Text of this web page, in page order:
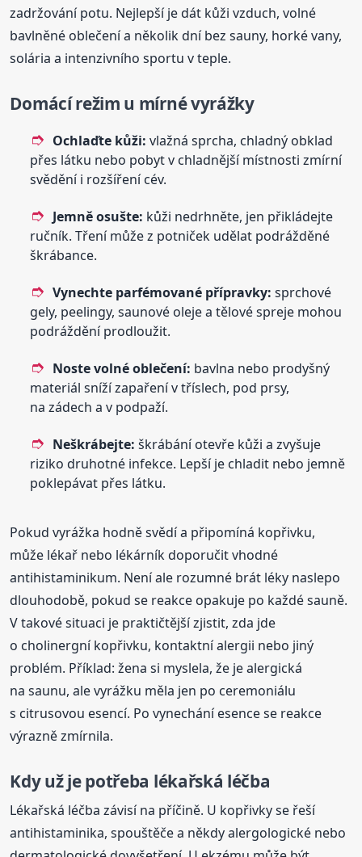
zadržování potu. Nejlepší je dát kůži vzduch, volné
bavlněné oblečení a několik dní bez sauny, horké vany,
solária a intenzivního sportu v teple.
Domácí režim u mírné vyrážky
Ochlaďte kůži: vlažná sprcha, chladný obklad
přes látku nebo pobyt v chladnější místnosti zmírní
svědění i rozšíření cév.
Jemně osušte: kůži nedrhněte, jen přikládejte
ručník. Tření může z potniček udělat podrážděné
škrábance.
Vynechte parfémované přípravky: sprchové
gely, peelingy, saunové oleje a tělové spreje mohou
podráždění prodloužit.
Noste volné oblečení: bavlna nebo prodyšný
materiál sníží zapaření v tříslech, pod prsy,
na zádech a v podpaží.
Neškrábejte: škrábání otevře kůži a zvyšuje
riziko druhotné infekce. Lepší je chladit nebo jemně
poklepávat přes látku.
Pokud vyrážka hodně svědí a připomíná kopřivku,
může lékař nebo lékárník doporučit vhodné
antihistaminikum. Není ale rozumné brát léky naslepo
dlouhodobě, pokud se reakce opakuje po každé sauně.
V takové situaci je praktičtější zjistit, zda jde
o cholinergní kopřivku, kontaktní alergii nebo jiný
problém. Příklad: žena si myslela, že je alergická
na saunu, ale vyrážku měla jen po ceremoniálu
s citrusovou esencí. Po vynechání esence se reakce
výrazně zmírnila.
Kdy už je potřeba lékařská léčba
Lékařská léčba závisí na příčině. U kopřivky se řeší
antihistaminika, spouštěče a někdy alergologické nebo